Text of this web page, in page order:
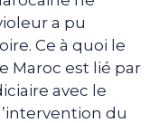
a pu
Ce à quoi le
Maroc est lié par
avec le
du